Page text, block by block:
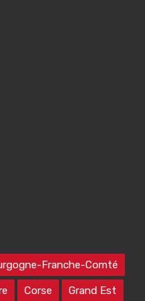
Franche-Comté
Corse Grand Est